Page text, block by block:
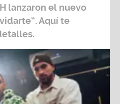
lanzaron el nuevo
”. Aquí te